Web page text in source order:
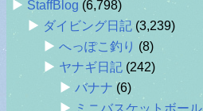
StaffBlog (6,798)
ダイビング日記(3,239)
へっぽこ釣り (8)
ヤナギ日記 (242)
バナナ (6)
ミニバスケットボール